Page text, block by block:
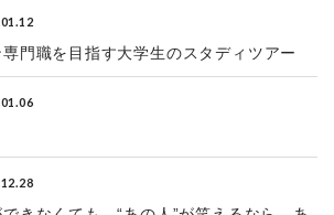
門職を目指す大学生のスタディツアー